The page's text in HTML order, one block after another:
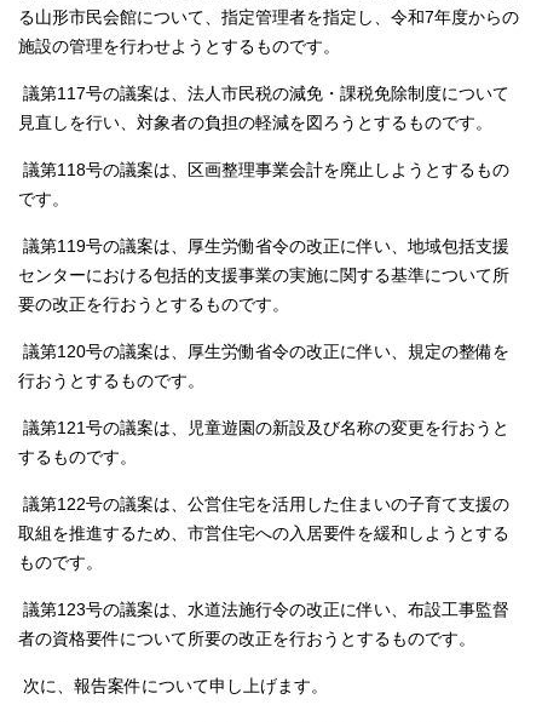
る山形市民会館について、指定管理者を指定し、令和7年度からの
施設の管理を行わせようとするものです。
議第117号の議案は、法人市民税の減免・課税免除制度について
見直しを行い、対象者の負担の軽減を図ろうとするものです。
議第118号の議案は、区画整理事業会計を廃止しようとするもの
です。
議第119号の議案は、厚生労働省令の改正に伴い、地域包括支援
センターにおける包括的支援事業の実施に関する基準について所
要の改正を行おうとするものです。
議第120号の議案は、厚生労働省令の改正に伴い、規定の整備を
行おうとするものです。
議第121号の議案は、児童遊園の新設及び名称の変更を行おうと
するものです。
議第122号の議案は、公営住宅を活用した住まいの子育て支援の
取組を推進するため、市営住宅への入居要件を緩和しようとする
ものです。
議第123号の議案は、水道法施行令の改正に伴い、布設工事監督
者の資格要件について所要の改正を行おうとするものです。
次に、報告案件について申し上げます。